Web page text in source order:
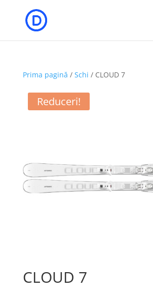
Prima pagină / Schi / CLOUD 7
Reduceri!
CLOUD 7